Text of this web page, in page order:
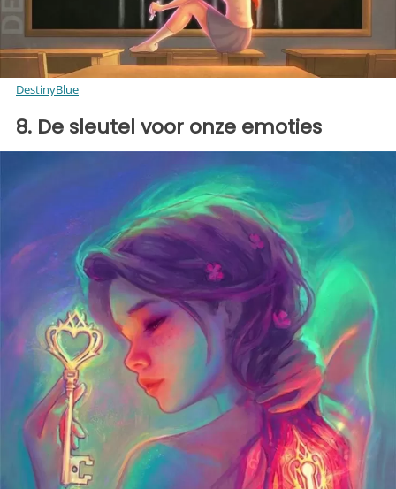
DestinyBlue
8. De sleutel voor onze emoties